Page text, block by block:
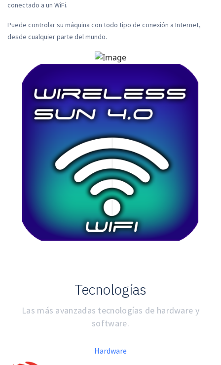
conectado a un WiFi.
Puede controlar su máquina con todo tipo de conexión a Internet,
desde cualquier parte del mundo.
Tecnologías
Las más avanzadas tecnologías de hardware y
software.
Hardware